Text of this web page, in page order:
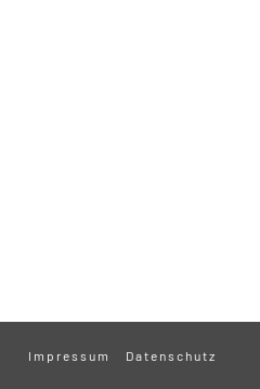
Impressum Datenschutz